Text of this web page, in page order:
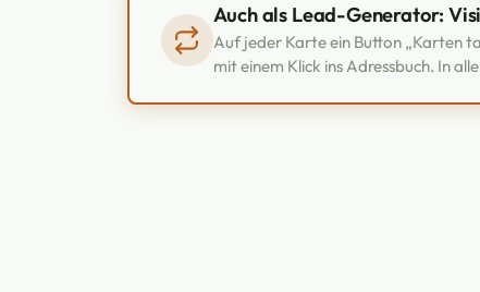
Auch als Lead-Generator:
Auf jeder Karte ein Button „Karten
mit einem Klick ins Adressbuch. In